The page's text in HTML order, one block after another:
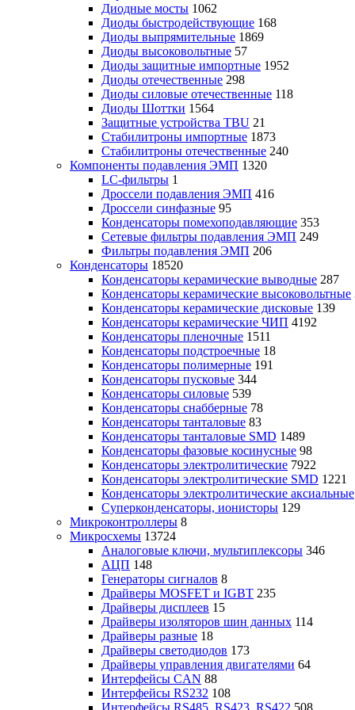
Диодные мосты 1062
Диоды быстродействующие 168
Диоды выпрямительные 1869
Диоды высоковольтные 57
Диоды защитные импортные 1952
Диоды отечественные 298
Диоды силовые отечественные 118
Диоды Шоттки 1564
Защитные устройства TBU 21
Стабилитроны импортные 1873
Стабилитроны отечественные 240
Компоненты подавления ЭМП 1320
LC-фильтры 1
Дроссели подавления ЭМП 416
Дроссели синфазные 95
Конденсаторы помехоподавляющие 353
Сетевые фильтры подавления ЭМП 249
Фильтры подавления ЭМП 206
Конденсаторы 18520
Конденсаторы керамические выводные 287
Конденсаторы керамические высоковольтные
Конденсаторы керамические дисковые 139
Конденсаторы керамические ЧИП 4192
Конденсаторы пленочные 1511
Конденсаторы подстроечные 18
Конденсаторы полимерные 191
Конденсаторы пусковые 344
Конденсаторы силовые 539
Конденсаторы снабберные 78
Конденсаторы танталовые 83
Конденсаторы танталовые SMD 1489
Конденсаторы фазовые косинусные 98
Конденсаторы электролитические 7922
Конденсаторы электролитические SMD 1221
Конденсаторы электролитические аксиальные
Суперконденсаторы, ионисторы 129
Микроконтроллеры 8
Микросхемы 13724
Аналоговые ключи, мультиплексоры 346
АЦП 148
Генераторы сигналов 8
Драйверы MOSFET и IGBT 235
Драйверы дисплеев 15
Драйверы изоляторов шин данных 114
Драйверы разные 18
Драйверы светодиодов 173
Драйверы управления двигателями 64
Интерфейсы CAN 88
Интерфейсы RS232 108
Интерфейсы RS485, RS423, RS422 508